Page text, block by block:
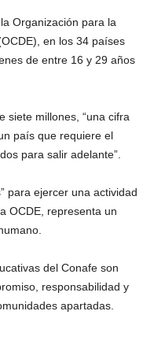
Organización para la
en los 34 países
de entre 16 y 29 años
siete millones, “una cifra
país que requiere el
para salir adelante”.
para ejercer una actividad
OCDE, representa un
del Conafe son
responsabilidad y
apartadas.